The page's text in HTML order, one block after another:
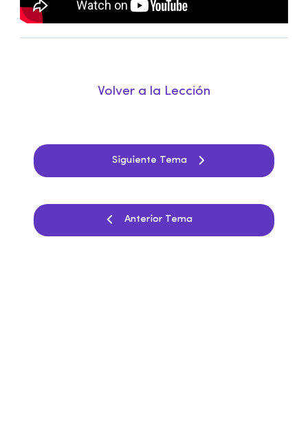
Anterior Tema
Volver a la Lección
Siguiente Tema